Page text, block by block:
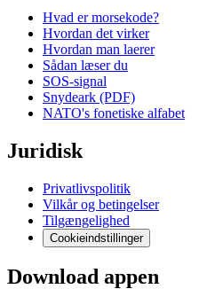
Hvad er morsekode?
Hvordan det virker
Hvordan man laerer
Sådan læser du
SOS-signal
Snydeark (PDF)
NATO's fonetiske alfabet
Juridisk
Privatlivspolitik
Vilkår og betingelser
Tilgængelighed
Cookieindstillinger
Download appen